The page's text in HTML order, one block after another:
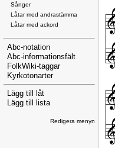
Sånger
Låtar med andrastämma
Låtar med ackord
Abc-notation
Abc-informationsfält
FolkWiki-taggar
Kyrkotonarter
Lägg till låt
Lägg till lista
Redigera menyn